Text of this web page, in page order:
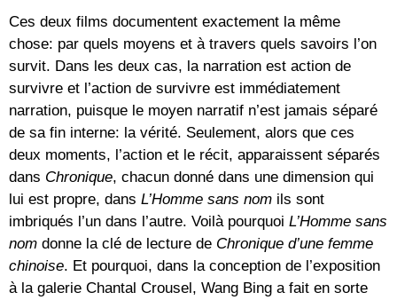
Ces deux films documentent exactement la même
chose: par quels moyens et à travers quels savoirs l’on
survit. Dans les deux cas, la narration est action de
survivre et l’action de survivre est immédiatement
narration, puisque le moyen narratif n’est jamais séparé
de sa fin interne: la vérité. Seulement, alors que ces
deux moments, l’action et le récit, apparaissent séparés
dans Chronique, chacun donné dans une dimension qui
lui est propre, dans L’Homme sans nom ils sont
imbriqués l’un dans l’autre. Voilà pourquoi L’Homme sans
nom donne la clé de lecture de Chronique d’une femme
chinoise. Et pourquoi, dans la conception de l’exposition
à la galerie Chantal Crousel, Wang Bing a fait en sorte